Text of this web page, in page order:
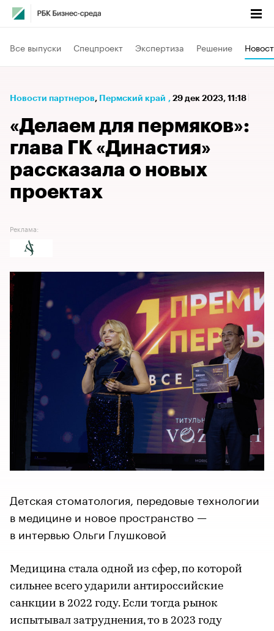
Все выпуски Спецпроект Экспертиза Решение
Новости партнеров⁠, Пермский край , 29 дек 2023, 11:18
«Делаем для пермяков»:
глава ГК «Династия»
рассказала о новых
проектах
Реклама:
Детская стоматология, передовые технологии
в медицине и новое пространство —
в интервью Ольги Глушковой
Медицина стала одной из сфер, по которой
сильнее всего ударили антироссийские
санкции в 2022 году. Если тогда рынок
испытывал затруднения, то в 2023 году